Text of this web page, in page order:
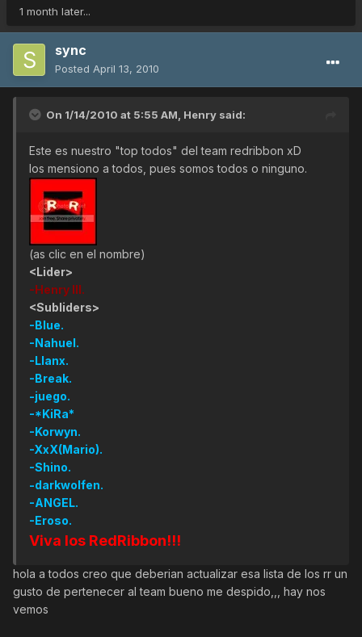
1 month later...
sync
Posted April 13, 2010
On 1/14/2010 at 5:55 AM, Henry said:
Este es nuestro "top todos" del team redribbon xD
los mensiono a todos, pues somos todos o ninguno.
(as clic en el nombre)
<Lider>
-Henry III.
<Subliders>
-Blue.
-Nahuel.
-Llanx.
-Break.
-juego.
-*KiRa*
-Korwyn.
-XxX(Mario).
-Shino.
-darkwolfen.
-ANGEL.
-Eroso.
Viva los RedRibbon!!!
hola a todos creo que deberian actualizar esa lista de los rr un
gusto de pertenecer al team bueno me despido,,, hay nos
vemos